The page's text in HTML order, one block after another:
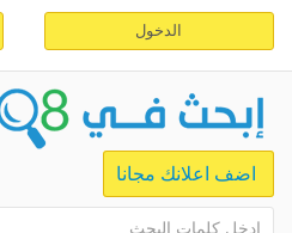
الدخول
اضف اعلانك مجانا